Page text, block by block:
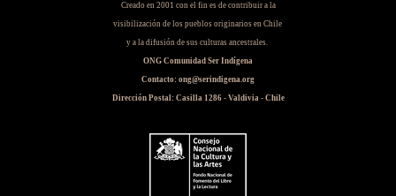
Creado en 2001 con el fin es de contribuir a la
visibilización de los pueblos originarios en Chile
y a la difusión de sus culturas ancestrales.
ONG Comunidad Ser Indígena
Contacto: ong@serindigena.org
Dirección Postal: Casilla 1286 - Valdivia - Chile